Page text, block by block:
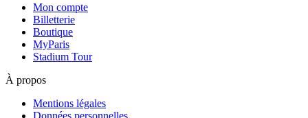
Mon compte
Billetterie
Boutique
MyParis
Stadium Tour
À propos
Mentions légales
Données personnelles